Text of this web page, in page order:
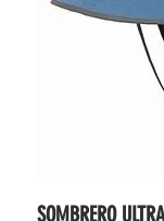
SOMBRERO